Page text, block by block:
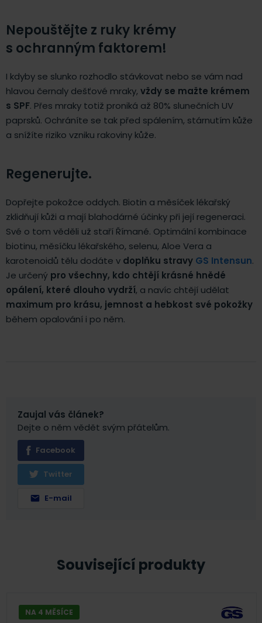
Nepouštějte z ruky krémy
s ochranným faktorem!
I kdyby se slunko rozhodlo stávkovat nebo se vám nad
hlavou černaly dešťové mraky, vždy se mažte krémem
s SPF. Přes mraky totiž proniká až 80% slunečních UV
paprsků. Ochráníte se tak před spálením, stárnutím kůže
a snížíte riziko vzniku rakoviny kůže.
Regenerujte.
Dopřejte pokožce oddych. Biotin a měsíček lékařský
zklidňují kůži a mají blahodárné účinky při její regeneraci.
Své o tom věděli už staří Římané. Optimální kombinace
biotinu, měsíčku lékařského, selenu, Aloe Vera a
karotenoidů tělu dodáte v doplňku stravy GS Intensun.
Je určený pro všechny, kdo chtějí krásné hnědé
opálení, které dlouho vydrží, a navíc chtějí udělat
maximum pro krásu, jemnost a hebkost své pokožky
během opalování i po něm.
Zaujal vás článek?
Dejte o něm vědět svým přátelům.
Facebook
Twitter
E-mail
Související produkty
NA 4 MĚSÍCE